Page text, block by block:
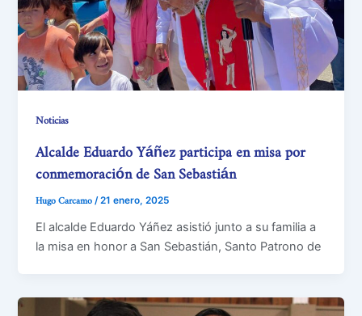
Noticias
Alcalde Eduardo Yáñez participa en misa por
conmemoración de San Sebastián
Hugo Carcamo/21 enero, 2025
El alcalde Eduardo Yáñez asistió junto a su familia a
la misa en honor a San Sebastián, Santo Patrono de